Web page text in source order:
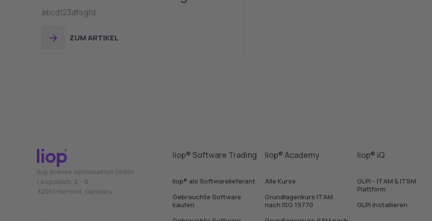
abcd123dfsgfd
ZUM ARTIKEL
liop license optimisation GmbH
Leopoldstr. 2 – 8
32051 Herford, Germany
liop® Software Trading
liop® als Softwarelieferant
Gebrauchte Software
kaufen
liop® Academy
Alle Kurse
Grundlagenkurs ITAM
nach ISO 19770
liop® iQ
GLPI - ITAM & ITSM
Plattform
GLPI installieren